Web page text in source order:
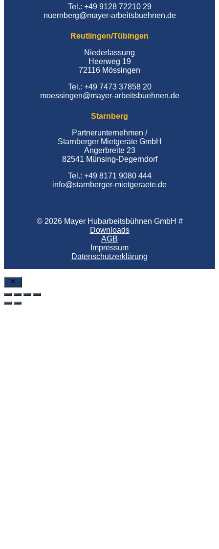
Tel.: +49 9128 72210 29
nuernberg@mayer-arbeitsbuehnen.de
Reutlingen/Tübingen
Niederlassung
Heerweg 19
72116 Mössingen
Tel.: +49 7473 37858 20
moessingen@mayer-arbeitsbuehnen.de
Starnberg
Partnerunternehmen /
Starnberger Mietgeräte GmbH
Angerbreite 23
82541 Münsing-Degerndorf
Tel.: +49 8171 9080 444
info@starnberger-mietgeraete.de
© 2026 Mayer Hubarbeitsbühnen GmbH #
Downloads
AGB
Impressum
Datenschutzerklärung
SchlieÃŸen